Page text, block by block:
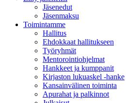
Jäsenedut
Jäsenmaksu
Toimintamme
Hallitus
Ehdokkaat hallitukseen
Työryhmät
Mentorointi­ohjelmat
Hankkeet ja kumppanit
Kirjaston lukuaskel -hanke
Kansainvälinen toiminta
Apurahat ja palkinnot